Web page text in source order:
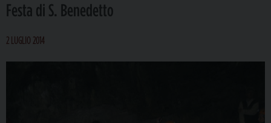
Festa di S. Benedetto
2 LUGLIO 2014